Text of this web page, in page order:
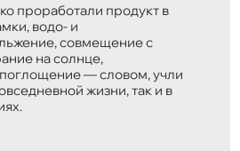
проработали продукт в
водо- и
совмещение с
на солнце,
— словом, учли
жизни, так и в